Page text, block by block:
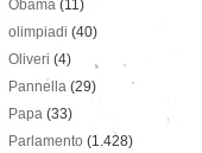
Obama (11)
olimpiadi (40)
Oliveri (4)
Pannella (29)
Papa (33)
Parlamento (1.428)